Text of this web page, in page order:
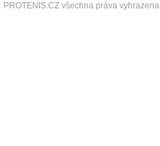
PROTENIS.CZ všechna práva vyhrazena